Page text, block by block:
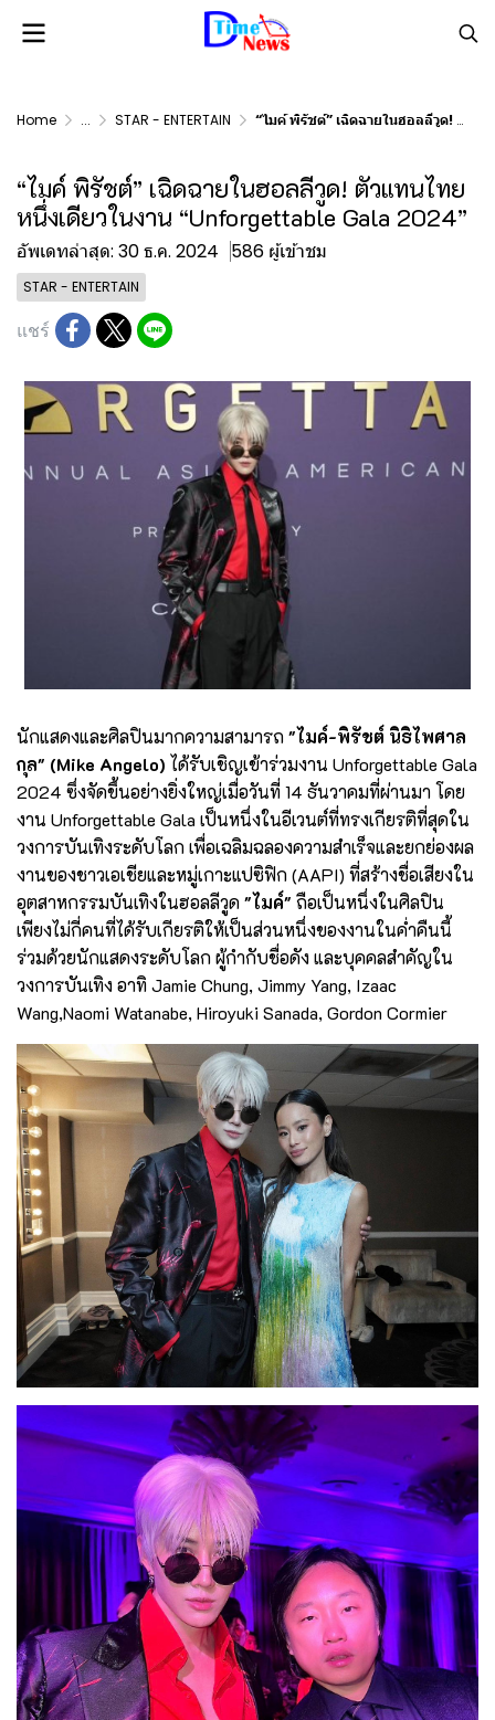
Home ... STAR - ENTERTAIN “ไมค์ พิรัชต์” เฉิดฉายในฮอลลีวูด! ตัวแทนไทยหนึ่งเดียวในงาน “Unforgettable Gala 2024”
“ไมค์ พิรัชต์” เฉิดฉายในฮอลลีวูด! ตัวแทนไทย
หนึ่งเดียวในงาน “Unforgettable Gala 2024”
อัพเดทล่าสุด: 30 ธ.ค. 2024 586 ผู้เข้าชม
STAR - ENTERTAIN
แชร์
นักแสดงและศิลปินมากความสามารถ"ไมค์-พิรัชต์ นิธิไพศาล
กุล" (Mike Angelo) ได้รับเชิญเข้าร่วมงาน Unforgettable Gala
2024 ซึ่งจัดขึ้นอย่างยิ่งใหญ่เมื่อวันที่ 14 ธันวาคมที่ผ่านมา โดย
งาน Unforgettable Gala เป็นหนึ่งในอีเวนต์ที่ทรงเกียรติที่สุดใน
วงการบันเทิงระดับโลก เพื่อเฉลิมฉลองความสำเร็จและยกย่องผล
งานของชาวเอเชียและหมู่เกาะแปซิฟิก (AAPI) ที่สร้างชื่อเสียงใน
อุตสาหกรรมบันเทิงในฮอลลีวูด"ไมค์" ถือเป็นหนึ่งในศิลปิน
เพียงไม่กี่คนที่ได้รับเกียรติให้เป็นส่วนหนึ่งของงานในค่ำคืนนี้
ร่วมด้วยนักแสดงระดับโลก ผู้กำกับชื่อดัง และบุคคลสำคัญใน
วงการบันเทิง อาทิ Jamie Chung, Jimmy Yang, Izaac
Wang,Naomi Watanabe, Hiroyuki Sanada, Gordon Cormier